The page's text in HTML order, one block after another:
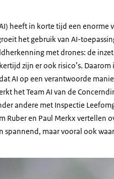
heeft in korte tijd een enorme
het gebruik van AI-
met drones: de inzet
zijn er ook risico’s. Daarom
AI op een verantwoorde
het Team AI van de
andere met Inspectie
Ruber en Paul Merkx vertellen
spannend, maar vooral ook
Inspectie Leefomgeving en